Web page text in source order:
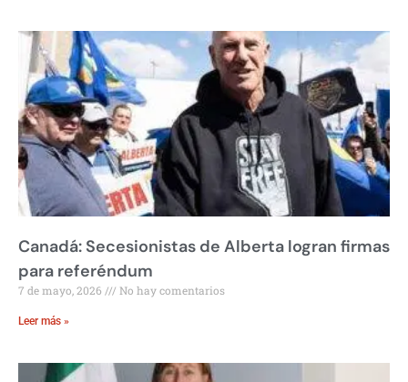
Canadá: Secesionistas de Alberta logran firmas
para referéndum
7 de mayo, 2026 No hay comentarios
Leer más »